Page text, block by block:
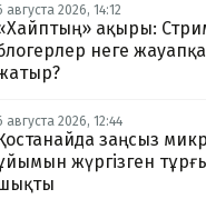
августа 2026, 14:12
ақыры:
неге
августа 2026, 12:44
заңсыз
жүргізген